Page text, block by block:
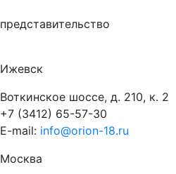
представительство
Ижевск
Воткинское шоссе, д. 210, к. 2
+7 (3412) 65-57-30
E-mail: info@orion-18.ru
Москва